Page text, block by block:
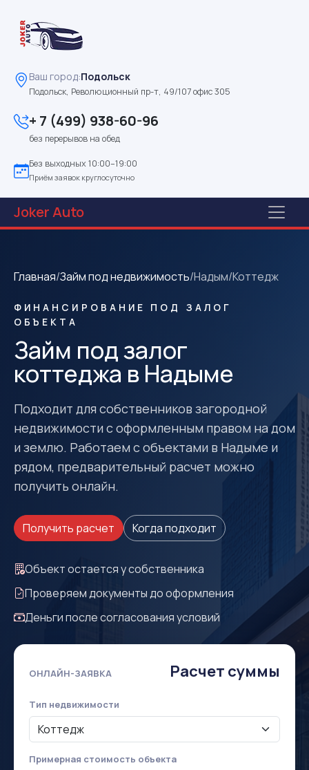
Ваш город:Подольск
Подольск, Революционный пр-т, 49/107 офис 305
+ 7 (499) 938-60-96
без перерывов на обед
Без выходных 10:00–19:00
Приём заявок круглосуточно
JokerAuto
Главная/Займ под недвижимость/Надым/Коттедж
ФИНАНСИРОВАНИЕ ПОД ЗАЛОГ
ОБЪЕКТА
Займ под залог
коттеджа в Надыме
Подходит для собственников загородной
недвижимости с оформленным правом на дом
и землю. Работаем с объектами в Надыме и
рядом, предварительный расчет можно
получить онлайн.
Получить расчет Когда подходит
Объект остается у собственника
Проверяем документы до оформления
Деньги после согласования условий
ОНЛАЙН-ЗАЯВКА Расчет суммы
Тип недвижимости
Примерная стоимость объекта